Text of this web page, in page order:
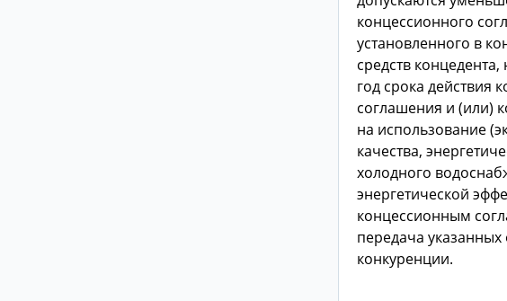
концессионного
установленного в
средств
год срока действия
соглашения и (или)
на использование
качества,
холодного
энергетической
концессионным
передача
конкуренции.